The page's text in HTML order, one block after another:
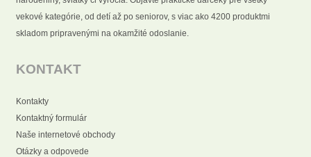
vekové kategórie, od detí až po seniorov, s viac ako 4200 produktmi
skladom pripravenými na okamžité odoslanie.
KONTAKT
Kontakty
Kontaktný formulár
Naše internetové obchody
Otázky a odpovede